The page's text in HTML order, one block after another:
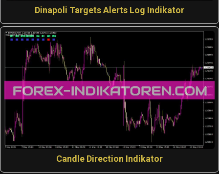
Dinapoli Targets Alerts Log Indikator
Candle Direction Indikator